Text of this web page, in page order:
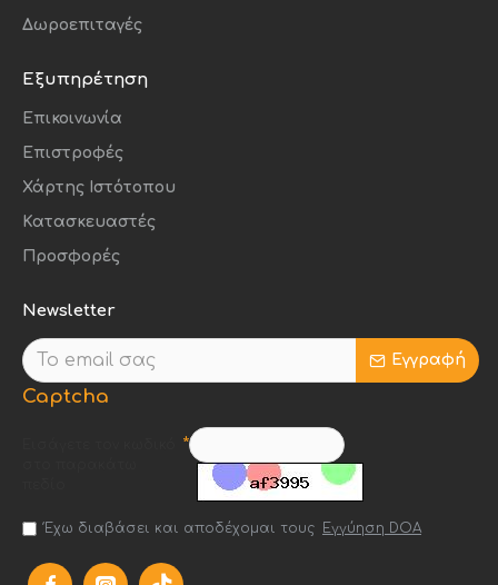
Δωροεπιταγές
Εξυπηρέτηση
Επικοινωνία
Επιστροφές
Χάρτης Ιστότοπου
Κατασκευαστές
Προσφορές
Newsletter
Εγγραφή
Captcha
Έχω διαβάσει και αποδέχομαι τους Εγγύηση DOA